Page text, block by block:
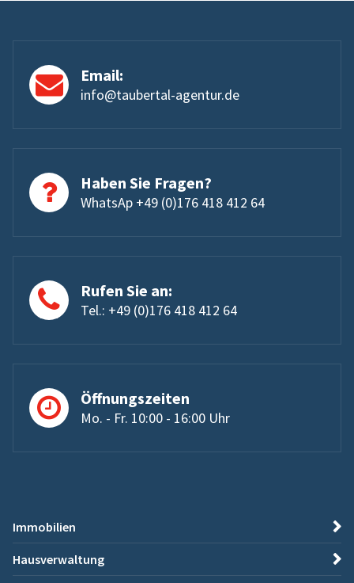
Email:
info@taubertal-agentur.de
Haben Sie Fragen?
WhatsAp +49 (0)176 418 412 64
Rufen Sie an:
Tel.: +49 (0)176 418 412 64
Öffnungszeiten
Mo. - Fr. 10:00 - 16:00 Uhr
Immobilien
Hausverwaltung